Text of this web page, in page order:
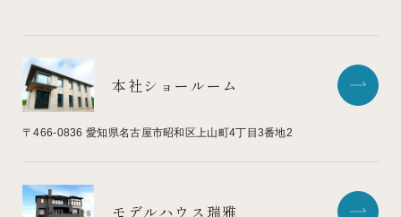
本社ショールーム
〒466-0836 愛知県名古屋市昭和区上山町4丁目3番地2
モデルハウス瑞雅